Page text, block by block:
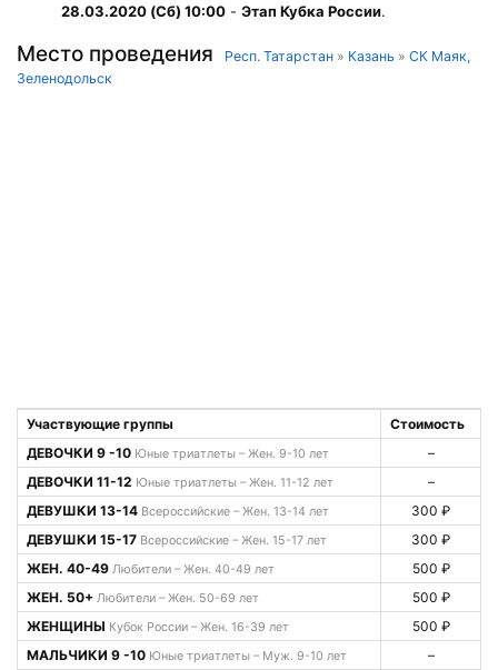
28.03.2020 (Сб) 10:00 - Этап Кубка России.
Место проведения Респ. Татарстан » Казань » СК Маяк,
Зеленодольск
Участвующие группы
Стоимость
ДЕВОЧКИ 9 -10 Юные триатлеты – Жен. 9-10 лет
–
ДЕВОЧКИ 11-12 Юные триатлеты – Жен. 11-12 лет
–
ДЕВУШКИ 13-14 Всероссийские – Жен. 13-14 лет
300 ₽
ДЕВУШКИ 15-17 Всероссийские – Жен. 15-17 лет
300 ₽
ЖЕН. 40-49 Любители – Жен. 40-49 лет
500 ₽
ЖЕН. 50+ Любители – Жен. 50-69 лет
500 ₽
ЖЕНЩИНЫ Кубок России – Жен. 16-39 лет
500 ₽
МАЛЬЧИКИ 9 -10 Юные триатлеты – Муж. 9-10 лет
–